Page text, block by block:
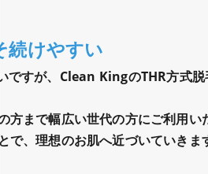
続けやすい
ですが、Clean KingのTHR方式
まで幅広い世代の方にご利用い
、理想のお肌へ近づいていきま